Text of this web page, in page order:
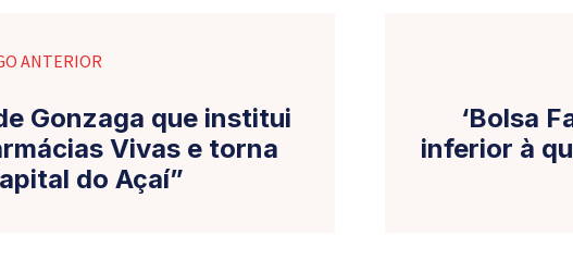
ANTERIOR
Gonzaga que institui
Vivas e torna
do Açaí”
‘Bolsa
inferior à